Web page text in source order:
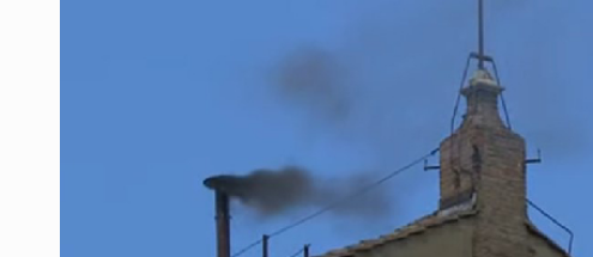
Vinculan a pareja que extorsionaba con
Mueren cuatro personas por volcadura
Ken Salazar afirma que no tiene
Sheinbaum se reúnen secretario de